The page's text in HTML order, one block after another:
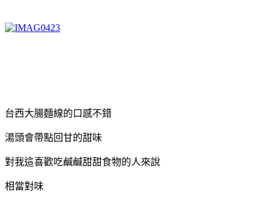
台西大腸麵線的口感不錯
湯頭會帶點回甘的甜味
對我這喜歡吃鹹鹹甜甜食物的人來說
相當對味